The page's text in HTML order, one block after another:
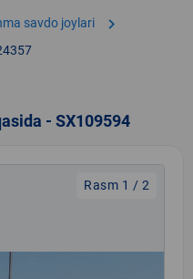
savdo joylari chevron_right
- SX109594
Rasm 1 / 2